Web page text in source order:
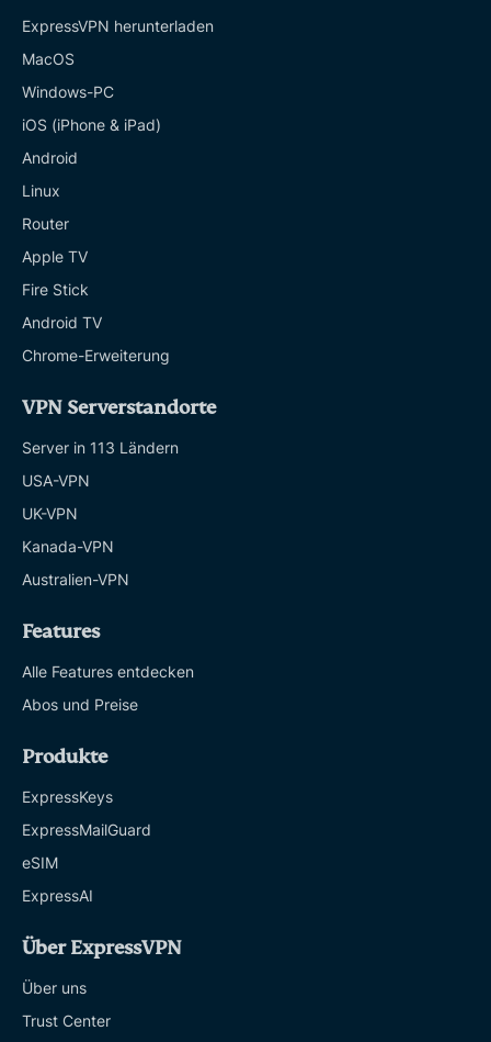
ExpressVPN herunterladen
MacOS
Windows-PC
iOS (iPhone & iPad)
Android
Linux
Router
Apple TV
Fire Stick
Android TV
Chrome-Erweiterung
VPN Serverstandorte
Server in 113 Ländern
USA-VPN
UK-VPN
Kanada-VPN
Australien-VPN
Features
Alle Features entdecken
Abos und Preise
Produkte
ExpressKeys
ExpressMailGuard
eSIM
ExpressAI
Über ExpressVPN
Über uns
Trust Center